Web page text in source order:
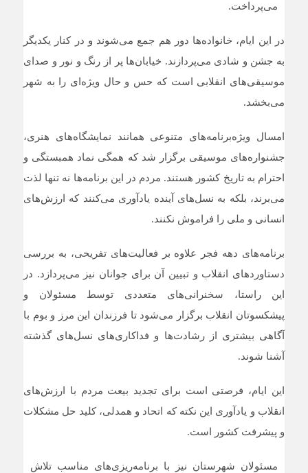
می‌پرداخت.
در این ایام، خانواده‌ها دور هم جمع می‌شوند و در کنار یکدیگر
به جشن و شادی می‌پردازند. خیابان‌ها پر از رنگ و نور و صدای
موسیقی‌های انقلابی است که حس و حال ویژه‌ای را به شهر
می‌بخشد.
امسال ویژه‌برنامه‌های متنوعی همانند نمایشگاه‌های هنری،
جشنواره‌های موسیقی برگزار شد که همگی نماد همبستگی و
احترام به تاریخ کشور هستند. مردم در این برنامه‌ها نه تنها لذت
می‌برند، بلکه به نسل‌های آینده یادآوری می‌کنند که ارزش‌های
انسانی و ملی را فراموش نکنند.
برنامه‌های دهه فجر علاوه بر فعالیت‌های تفریحی، به بررسی
دستاوردهای انقلاب و تبیین آن برای جوانان نیز می‌پردازد. در
این راستا، سخنرانی‌های متعددی توسط مسئولان و
پیشکسوتان انقلاب برگزار می‌شود تا فرزندان این مرز و بوم با
آگاهی بیشتری از رشادت‌ها و فداکاری‌های نسل‌های گذشته
آشنا شوند.
این ایام، فرصتی است برای تجدید بیعت مردم با ارزش‌های
انقلاب و یادآوری این نکته که اتحاد و همدلی، کلید حل مشکلات
و پیشرفت کشور است.
مسئولان شهرستان نیز با برنامه‌ریزی‌های مناسب تلاش